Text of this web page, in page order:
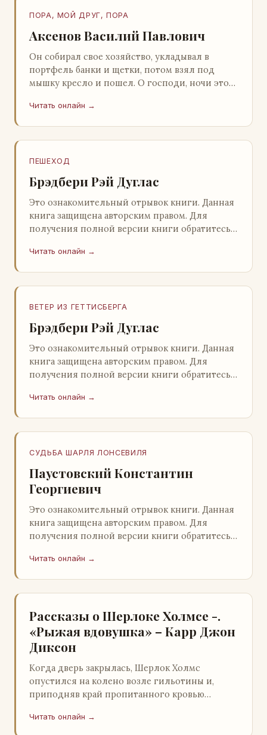
ПОРА, МОЙ ДРУГ, ПОРА
Аксенов Василий Павлович
Он собирал свое хозяйство, укладывал в
портфель банки и щетки, потом взял под
мышку кресло и пошел. О господи, ночи этой
заставлял…
Читать онлайн →
ПЕШЕХОД
Брэдбери Рэй Дуглас
Это ознакомительный отрывок книги. Данная
книга защищена авторским правом. Для
получения полной версии книги обратитесь к
легального ко…
Читать онлайн →
ВЕТЕР ИЗ ГЕТТИСБЕРГА
Брэдбери Рэй Дуглас
Это ознакомительный отрывок книги. Данная
книга защищена авторским правом. Для
получения полной версии книги обратитесь к
легального ко…
Читать онлайн →
СУДЬБА ШАРЛЯ ЛОНСЕВИЛЯ
Паустовский Константин
Георгиевич
Это ознакомительный отрывок книги. Данная
книга защищена авторским правом. Для
получения полной версии книги обратитесь к
легального ко…
Читать онлайн →
Рассказы о Шерлоке Холмсе -.
«Рыжая вдовушка» – Карр Джон
Диксон
Когда дверь закрылась, Шерлок Холмс
опустился на колено возле гильотины и,
приподняв край пропитанного кровью
скрывался под ним…
Читать онлайн →